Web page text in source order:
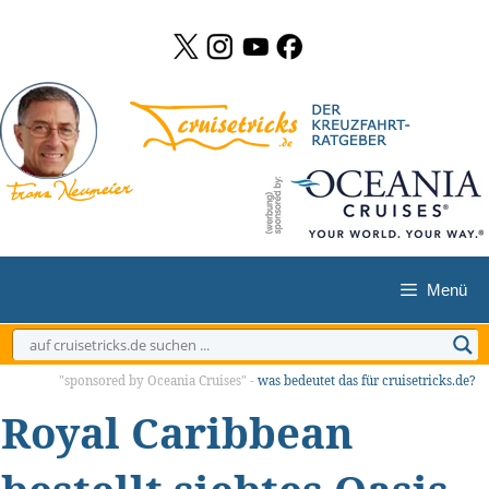
springen
Menü
"sponsored by Oceania Cruises" - was bedeutet das für cruisetricks.de?
Royal Caribbean